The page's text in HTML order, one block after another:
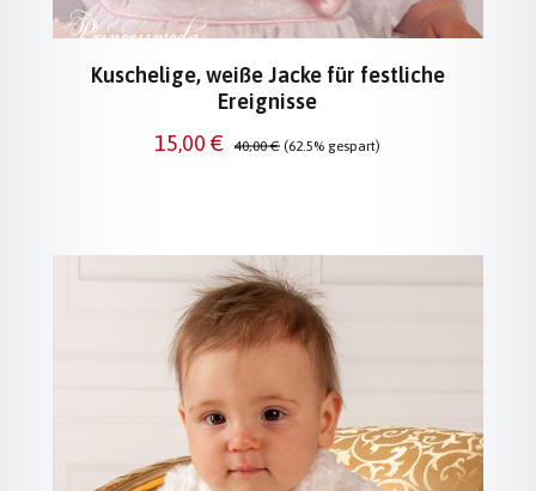
Kuschelige, weiße Jacke für festliche
Ereignisse
Verkaufspreis:
15,00 € Regulärer Preis:
40,00 € (62.5% gespart)